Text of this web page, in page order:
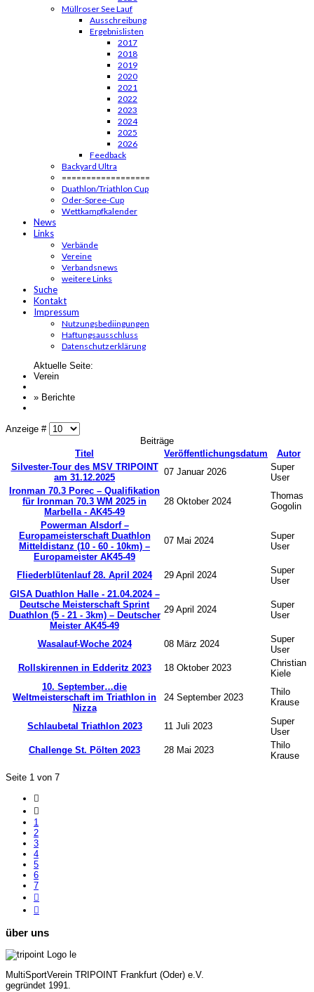
Müllroser See Lauf
Ausschreibung
Ergebnislisten
2017
2018
2019
2020
2021
2022
2023
2024
2025
2026
Feedback
Backyard Ultra
==================
Duathlon/Triathlon Cup
Oder-Spree-Cup
Wettkampfkalender
News
Links
Verbände
Vereine
Verbandsnews
weitere Links
Suche
Kontakt
Impressum
Nutzungsbediingungen
Haftungsausschluss
Datenschutzerklärung
Aktuelle Seite:
Verein
» Berichte
Anzeige #
Beiträge
Titel
Veröffentlichungsdatum
Autor
Silvester-Tour des MSV TRIPOINT
am 31.12.2025
07 Januar 2026
Super
User
Ironman 70.3 Porec – Qualifikation
für Ironman 70.3 WM 2025 in
Marbella - AK45-49
28 Oktober 2024
Thomas
Gogolin
Powerman Alsdorf –
Europameisterschaft Duathlon
Mitteldistanz (10 - 60 - 10km) –
Europameister AK45-49
07 Mai 2024
Super
User
Fliederblütenlauf 28. April 2024 29 April 2024
Super
User
GISA Duathlon Halle - 21.04.2024 –
Deutsche Meisterschaft Sprint
Duathlon (5 - 21 - 3km) – Deutscher
Meister AK45-49
29 April 2024
Super
User
Wasalauf-Woche 2024 08 März 2024
Super
User
Rollskirennen in Edderitz 2023
18 Oktober 2023
Christian
Kiele
10. September…die
Weltmeisterschaft im Triathlon in
Nizza
24 September 2023
Thilo
Krause
Schlaubetal Triathlon 2023 11 Juli 2023
Super
User
Challenge St. Pölten 2023
28 Mai 2023
Thilo
Krause
Seite 1 von 7
1
2
3
4
5
6
7
über uns
MultiSportVerein TRIPOINT Frankfurt (Oder) e.V.
gegründet 1991.